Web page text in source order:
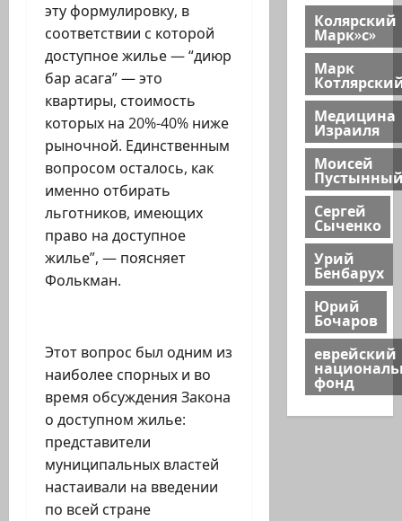
эту формулировку, в
соответствии с которой
доступное жилье — “диюр
бар асага” — это
квартиры, стоимость
которых на 20%-40% ниже
рыночной. Единственным
вопросом осталось, как
именно отбирать
льготников, имеющих
право на доступное
жилье”, — поясняет
Фолькман.
Этот вопрос был одним из
наиболее спорных и во
время обсуждения Закона
о доступном жилье:
представители
муниципальных властей
настаивали на введении
по всей стране
Колярский
Марк»с»
Марк
Медицина
Израиля
Моисей
Сергей
Сыченко
Урий
Бенбарух
Юрий
Бочаров
еврейский
фонд